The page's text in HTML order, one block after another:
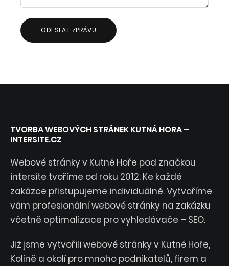
TVORBA WEBOVÝCH STRÁNEK KUTNÁ HORA –
INTERSITE.CZ
Webové stránky v Kutné Hoře pod značkou
intersite tvoříme od roku 2012. Ke každé
zakázce přistupujeme individuálně. Vytvoříme
vám profesionální webové stránky na zakázku
včetně optimalizace pro vyhledávače – SEO.
Již jsme vytvořili webové stránky v Kutné Hoře,
Kolíně a okolí pro mnoho podnikatelů, firem a